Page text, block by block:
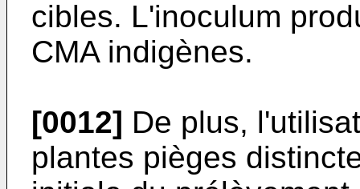
cibles. L'inoculum
CMA indigènes.
[0012] De plus,
plantes pièges